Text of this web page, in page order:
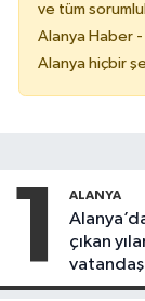
ve tüm
Alanya Haber
Alanya hiçbir
1 ALANYA
çıkan